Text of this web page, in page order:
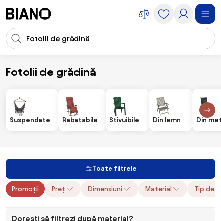
Introducerea căutării
Fotolii de grădină
Mobilier Scaune Fotolii de grădină
Suspendate Rabatabile Stivuibile Din lemn Din
Toate filtrele
Promoții Preț Dimensiuni Material Tip de
Dorești să filtrezi după material?